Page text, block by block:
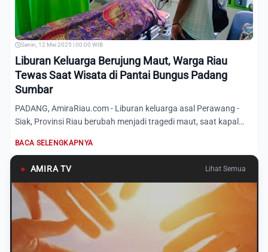
Senin, 12 Mei 2025 | 00:00 WIB
Liburan Keluarga Berujung Maut, Warga Riau
Tewas Saat Wisata di Pantai Bungus Padang
Sumbar
PADANG, AmiraRiau.com - Liburan keluarga asal Perawang -
Siak, Provinsi Riau berubah menjadi tragedi maut, saat kapal
BACA SELENGKAPNYA
● AMIRA TV Lihat Semua